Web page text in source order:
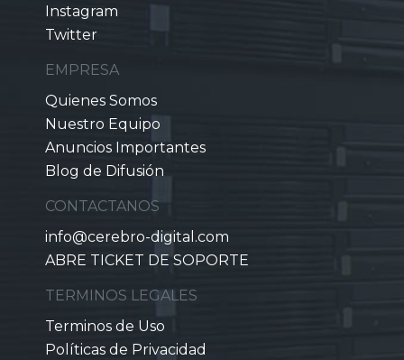
Instagram
Twitter
EMPRESA
Quienes Somos
Nuestro Equipo
Anuncios Importantes
Blog de Difusión
CONTACTANOS
info@cerebro-digital.com
ABRE TICKET DE SOPORTE
TERMINOS LEGALES
Terminos de Uso
Políticas de Privacidad